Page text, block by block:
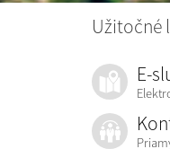
Užitočné
E-